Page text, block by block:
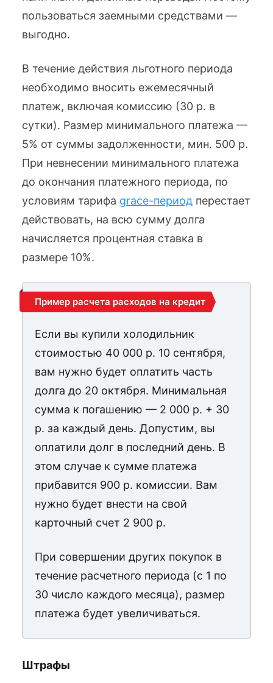
пользоваться заемными средствами —
выгодно.
В течение действия льготного периода
необходимо вносить ежемесячный
платеж, включая комиссию (30 р. в
сутки). Размер минимального платежа —
5% от суммы задолженности, мин. 500 р.
При невнесении минимального платежа
до окончания платежного периода, по
условиям тарифа grace-периодперестает
действовать, на всю сумму долга
начисляется процентная ставка в
размере 10%.
Пример расчета расходов на кредит
Если вы купили холодильник
стоимостью 40 000 р. 10 сентября,
вам нужно будет оплатить часть
долга до 20 октября. Минимальная
сумма к погашению — 2 000 р. + 30
р. за каждый день. Допустим, вы
оплатили долг в последний день. В
этом случае к сумме платежа
прибавится 900 р. комиссии. Вам
нужно будет внести на свой
карточный счет 2 900 р.
При совершении других покупок в
течение расчетного периода (с 1 по
30 число каждого месяца), размер
платежа будет увеличиваться.
Штрафы